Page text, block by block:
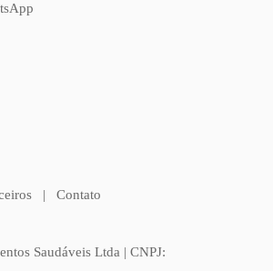
| Contato
Saudáveis Ltda | CNPJ: